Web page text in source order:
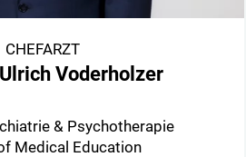
CHEFARZT
Voderholzer
& Psychotherapie
Medical Education